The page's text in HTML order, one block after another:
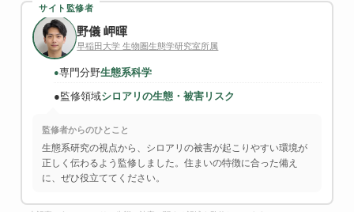
サイト監修者
野儀 岬暉
早稲田大学 生物圏生態学研究室所属
●専門分野生態系科学
●監修領域シロアリの生態・被害リスク
監修者からのひとこと
生態系研究の視点から、シロアリの被害が起こりやすい環境が
正しく伝わるよう監修しました。住まいの特徴に合った備え
に、ぜひ役立ててください。